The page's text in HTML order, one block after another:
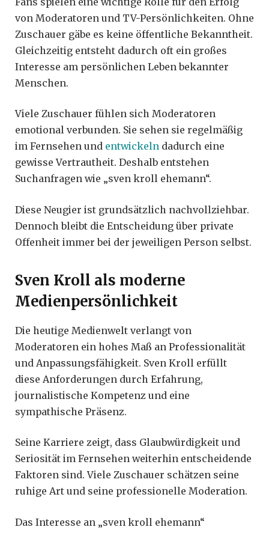
von Moderatoren und TV-Persönlichkeiten. Ohne
Zuschauer gäbe es keine öffentliche Bekanntheit.
Gleichzeitig entsteht dadurch oft ein großes
Interesse am persönlichen Leben bekannter
Menschen.
Viele Zuschauer fühlen sich Moderatoren
emotional verbunden. Sie sehen sie regelmäßig
im Fernsehen und entwickeln dadurch eine
gewisse Vertrautheit. Deshalb entstehen
Suchanfragen wie „sven kroll ehemann“.
Diese Neugier ist grundsätzlich nachvollziehbar.
Dennoch bleibt die Entscheidung über private
Offenheit immer bei der jeweiligen Person selbst.
Sven Kroll als moderne
Medienpersönlichkeit
Die heutige Medienwelt verlangt von
Moderatoren ein hohes Maß an Professionalität
und Anpassungsfähigkeit. Sven Kroll erfüllt
diese Anforderungen durch Erfahrung,
journalistische Kompetenz und eine
sympathische Präsenz.
Seine Karriere zeigt, dass Glaubwürdigkeit und
Seriosität im Fernsehen weiterhin entscheidende
Faktoren sind. Viele Zuschauer schätzen seine
ruhige Art und seine professionelle Moderation.
Das Interesse an „sven kroll ehemann“